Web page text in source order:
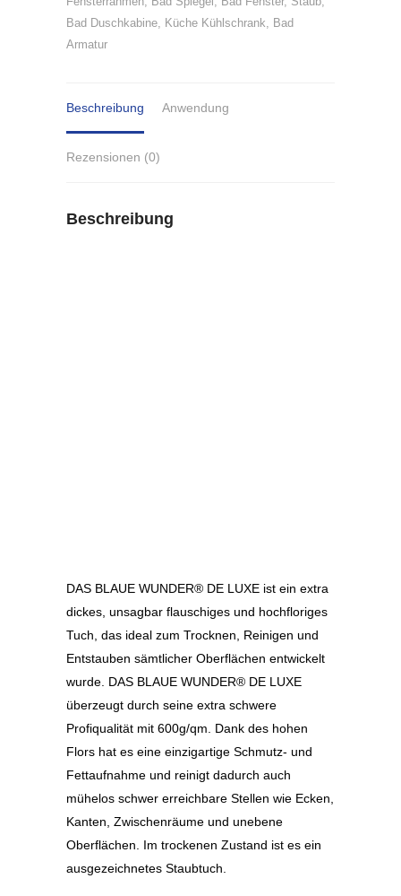
Bad Duschkabine, Küche Kühlschrank, Bad
Armatur
Beschreibung Anwendung
Rezensionen (0)
Beschreibung
DAS BLAUE WUNDER® DE LUXE ist ein extra
dickes, unsagbar flauschiges und hochfloriges
Tuch, das ideal zum Trocknen, Reinigen und
Entstauben sämtlicher Oberflächen entwickelt
wurde. DAS BLAUE WUNDER® DE LUXE
überzeugt durch seine extra schwere
Profiqualität mit 600g/qm. Dank des hohen
Flors hat es eine einzigartige Schmutz- und
Fettaufnahme und reinigt dadurch auch
mühelos schwer erreichbare Stellen wie Ecken,
Kanten, Zwischenräume und unebene
Oberflächen. Im trockenen Zustand ist es ein
ausgezeichnetes Staubtuch.